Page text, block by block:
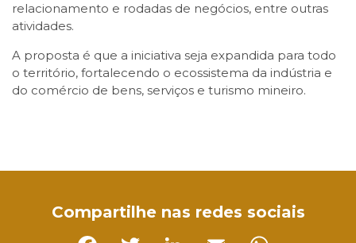
relacionamento e rodadas de negócios, entre outras
atividades.
A proposta é que a iniciativa seja expandida para todo
o território, fortalecendo o ecossistema da indústria e
do comércio de bens, serviços e turismo mineiro.
Compartilhe nas redes sociais